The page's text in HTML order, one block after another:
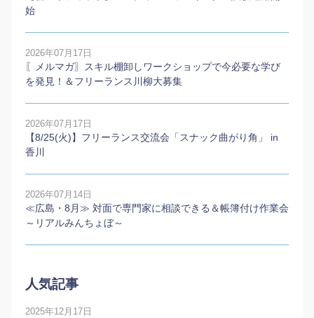
始
2026年07月17日
〖メルマガ〗スキル棚卸しワークショップで今必要な学び
を発見！＆フリーランス川柳大募集
2026年07月17日
【8/25(火)】フリーランス交流会「スナック曲がり角」 in
香川
2026年07月14日
≪広島・8月≫ 対面で専門家に相談できる＆帳簿付け作業会
～リアルみんちょぼ～
人気記事
2025年12月17日